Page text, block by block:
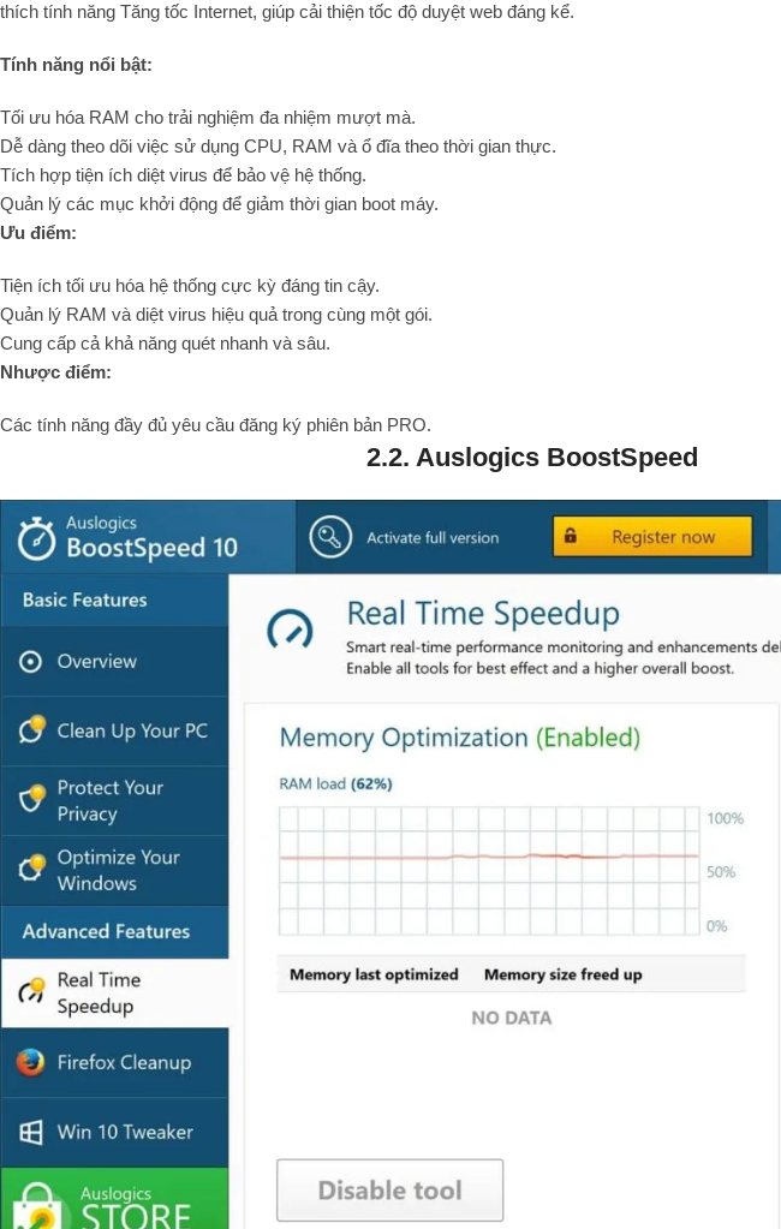
thích tính năng Tăng tốc Internet, giúp cải thiện tốc độ duyệt web đáng kể.
Tính năng nổi bật:
Tối ưu hóa RAM cho trải nghiệm đa nhiệm mượt mà.
Dễ dàng theo dõi việc sử dụng CPU, RAM và ổ đĩa theo thời gian thực.
Tích hợp tiện ích diệt virus để bảo vệ hệ thống.
Quản lý các mục khởi động để giảm thời gian boot máy.
Ưu điểm:
Tiện ích tối ưu hóa hệ thống cực kỳ đáng tin cậy.
Quản lý RAM và diệt virus hiệu quả trong cùng một gói.
Cung cấp cả khả năng quét nhanh và sâu.
Nhược điểm:
Các tính năng đầy đủ yêu cầu đăng ký phiên bản PRO.
2.2. Auslogics BoostSpeed